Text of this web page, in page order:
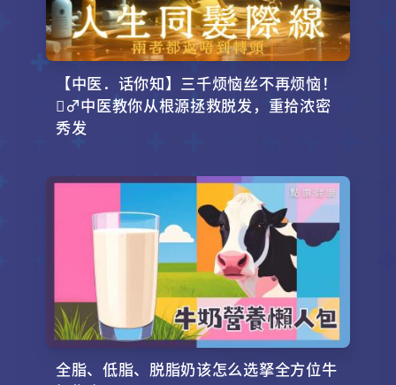
【中医．话你知】三千烦恼丝不再烦恼！
‍♂️中医教你从根源拯救脱发，重拾浓密
秀发
全脂、低脂、脱脂奶该怎么选拏全方位牛